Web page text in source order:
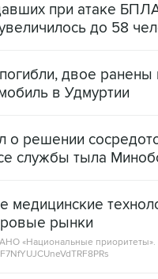
при атаке
до 58
двое ранены
в Удмуртии
о решении
службы тыла
медицинские
рынки
«Национальные приоритеты».